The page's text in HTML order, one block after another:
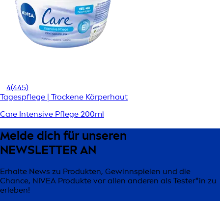
4(445)
Tagespflege | Trockene Körperhaut
Care Intensive Pflege 200ml
Melde dich für unseren
NEWSLETTER AN
Erhalte News zu Produkten, Gewinnspielen und die
Chance, NIVEA Produkte vor allen anderen als Tester*in zu
erleben!